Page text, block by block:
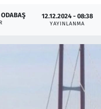
ODABAŞ 12.12.2024 - 08:38
YAYINLANMA